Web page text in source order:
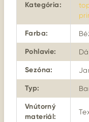
Kategória:
Farba:
Pohlavie:
Sezóna:
Typ:
Vnútorný
materiál: